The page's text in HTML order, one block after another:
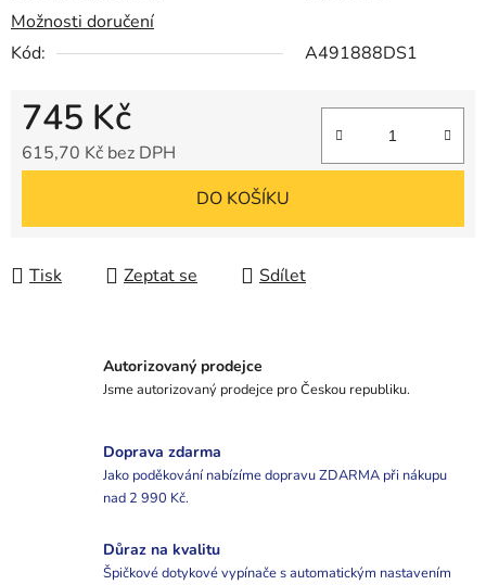
Možnosti doručení
Kód:
A491888DS1
745 Kč
615,70 Kč bez DPH
DO KOŠÍKU
Tisk Zeptat se Sdílet
Autorizovaný prodejce
Jsme autorizovaný prodejce pro Českou republiku.
Doprava zdarma
Jako poděkování nabízíme dopravu ZDARMA při nákupu
nad 2 990 Kč.
Důraz na kvalitu
Špičkové dotykové vypínače s automatickým nastavením